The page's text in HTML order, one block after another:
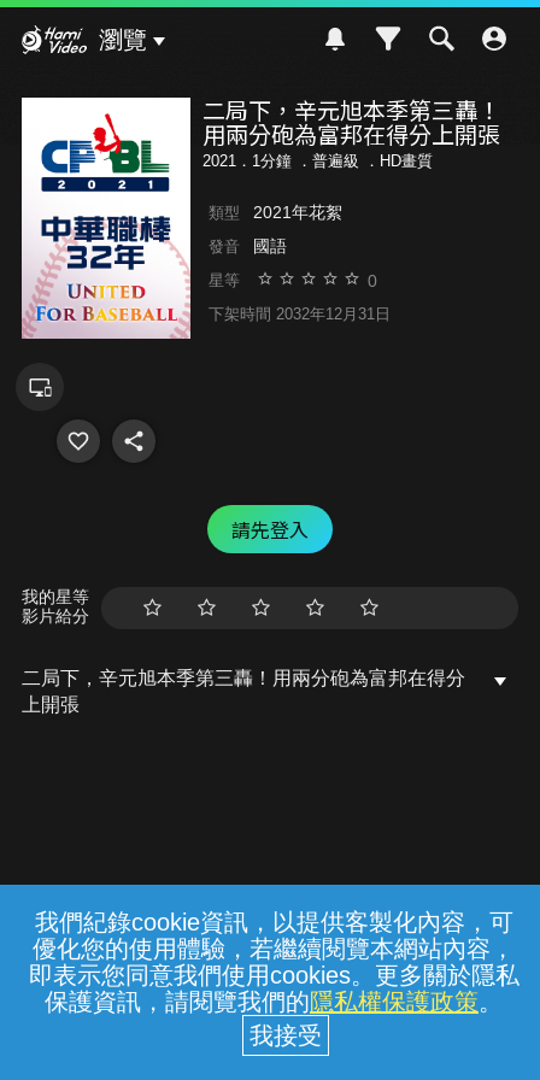
我們紀錄cookie資訊，以提供客製化內容，可
優化您的使用體驗，若繼續閱覽本網站內容，
即表示您同意我們使用cookies。更多關於隱私
保護資訊，請閱覽我們的隱私權保護政策。
瀏覽
二局下，辛元旭本季第三轟！
用兩分砲為富邦在得分上開張
2021．1分鐘 ． 普遍級 ．HD畫質
類型 2021年花絮
發音 國語
星等 0
下架時間 2032年12月31日
請先登入
我的星等
影片給分
二局下，辛元旭本季第三轟！用兩分砲為富邦在得分
上開張
常見問題 線上客服 服務條款 隱私權保護
中華電信股份有限公司個人家庭分公司
(統一編號：96979949) © 2026
{{notifyMsg}}